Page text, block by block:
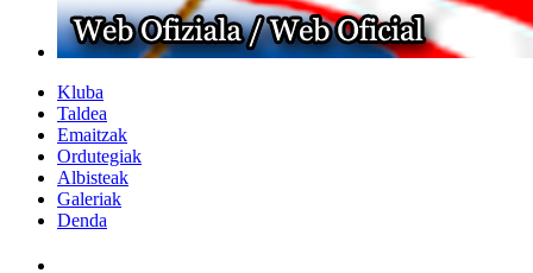
Kluba
Taldea
Emaitzak
Ordutegiak
Albisteak
Galeriak
Denda